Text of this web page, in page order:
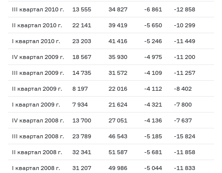
III квартал 2010 г. 13 555 34 827 -6 861 -12 858
II квартал 2010 г. 22 141 39 419 -5 650 -10 299
I квартал 2010 г. 23 203 41 416 -5 246 -11 449
IV квартал 2009 г. 18 567 35 930 -4 975 -11 200
III квартал 2009 г. 14 735 31 572 -4 109 -11 257
II квартал 2009 г. 8 197 22 016 -4 112 -8 402
I квартал 2009 г. 7 934 21 624 -4 321 -7 800
IV квартал 2008 г. 13 700 27 051 -4 136 -7 637
III квартал 2008 г. 23 789 46 543 -5 185 -15 824
II квартал 2008 г. 32 341 51 587 -5 681 -11 858
I квартал 2008 г. 31 207 49 986 -5 044 -11 833